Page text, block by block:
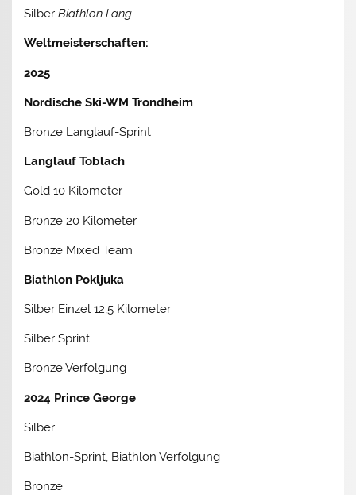
SilberBiathlon Lang
Weltmeisterschaften:
2025
Nordische Ski-WM Trondheim
Bronze Langlauf-Sprint
Langlauf Toblach
Gold 10 Kilometer
Br0nze 20 Kilometer
Bronze Mixed Team
Biathlon Pokljuka
Silber Einzel 12,5 Kilometer
Silber Sprint
Bronze Verfolgung
2024 Prince George
Silber
Biathlon-Sprint, Biathlon Verfolgung
Bronze